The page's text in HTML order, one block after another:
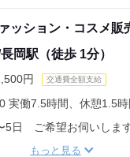
ッション・コスメ販
岡駅（徒歩 1分）
円 交通費全額支給
実働7.5時間、休憩1.5時
5日 ご希望お伺いします
もっと見る